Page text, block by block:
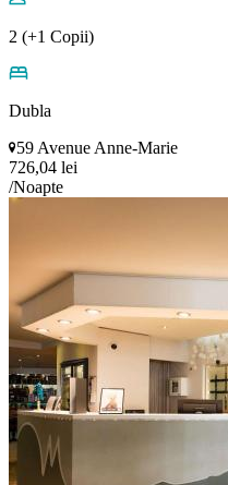
2 (+1 Copii)
Dubla
59 Avenue Anne-Marie
726,04 lei
/Noapte